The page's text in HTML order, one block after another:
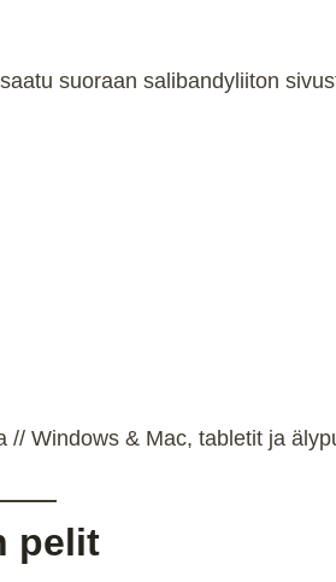
suoraan salibandyliiton
Windows & Mac, tabletit ja
pelit